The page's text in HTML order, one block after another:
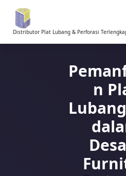
Content
Distributor Plat Lubang & Perforasi
n